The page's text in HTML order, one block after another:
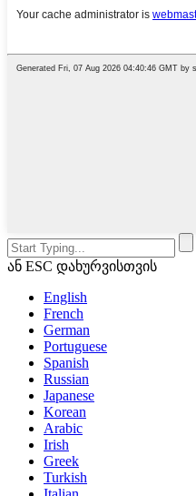
ან ESC დახურვისთვის
English
French
German
Portuguese
Spanish
Russian
Japanese
Korean
Arabic
Irish
Greek
Turkish